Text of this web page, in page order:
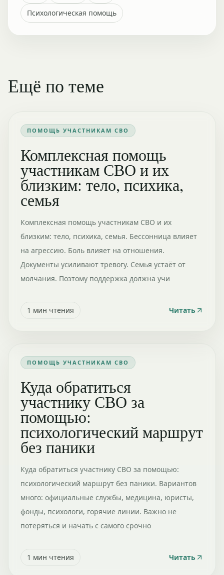
Психологическая помощь
Ещё по теме
ПОМОЩЬ УЧАСТНИКАМ СВО
Комплексная помощь
участникам СВО и их
близким: тело, психика,
семья
Комплексная помощь участникам СВО и их
близким: тело, психика, семья. Бессонница влияет
на агрессию. Боль влияет на отношения.
Документы усиливают тревогу. Семья устаёт от
молчания. Поэтому поддержка должна учи
1 мин чтения Читать
ПОМОЩЬ УЧАСТНИКАМ СВО
Куда обратиться
участнику СВО за
помощью:
психологический маршрут
без паники
Куда обратиться участнику СВО за помощью:
психологический маршрут без паники. Вариантов
много: официальные службы, медицина, юристы,
фонды, психологи, горячие линии. Важно не
потеряться и начать с самого срочно
1 мин чтения Читать